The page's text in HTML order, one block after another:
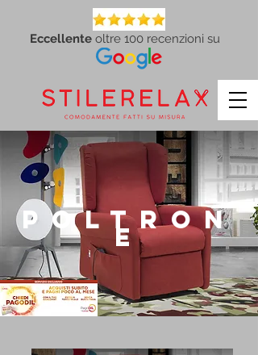
Eccellente oltre 100 recenzioni su
POLTRON
E